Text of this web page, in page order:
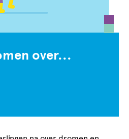
over...